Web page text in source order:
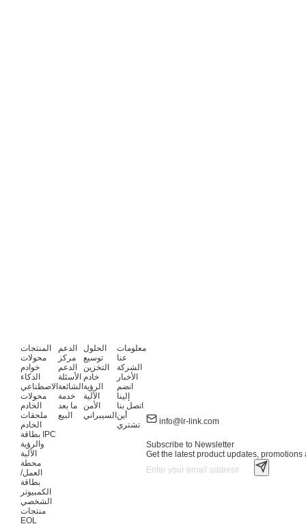
المنتجات
محولات
خوادم
الذكاء
الاصطناعي
محولات
الخادم
ملحقات
الخادم
بطاقة IPC
والرؤية
الآلية
محطة
العمل/
بطاقة
الكمبيوتر
الشخصي
منتجات
EOL
الدعم
مركز
الدعم
الأسئلة
الشائعة
خدمة
ما بعد
البيع
الحلول
توسيع
التخزين
خادم
الرؤية
الآلية
الأمن
السيبراني
معلومات
عنا
الشركة
الأخبار
انضم
إلينا
اتصل بنا
أين
تشتري
info@lr-link.com
Subscribe to Newsletter
Get the latest product updates, promotions